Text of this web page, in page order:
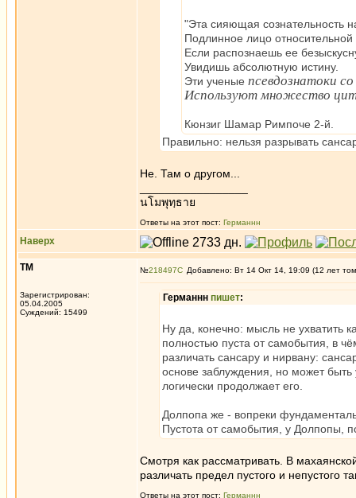
"Эта сияющая сознательность
Подлинное лицо относительной
Если распознаешь ее
Увидишь абсолютную истину.
Эти ученые псевдознатоки
Используют множество
Кюнзиг Шамар Римпоче 2-й.
Правильно: нельзя разрывать
Не. Там о другом...
นโมพุทฺธาย
Ответы на этот пост: Германнн
Наверх
ТМ
Зарегистрирован:
05.04.2005
Суждений: 15499
№218497 Добавлено: Вт 14 Окт 14, 19:09 (12 лет
Германнн пишет:
Ну да, конечно: мысль не ухватить
полностью пуста от самобытия, в
различать сансару и нирвану:
основе заблуждения, но может
логически продолжает его.
Долпопа же - вопреки
Пустота от самобытия, у Долпопы,
Смотря как рассматривать. В
различать предел пустого и непустого
Ответы на этот пост: Германнн